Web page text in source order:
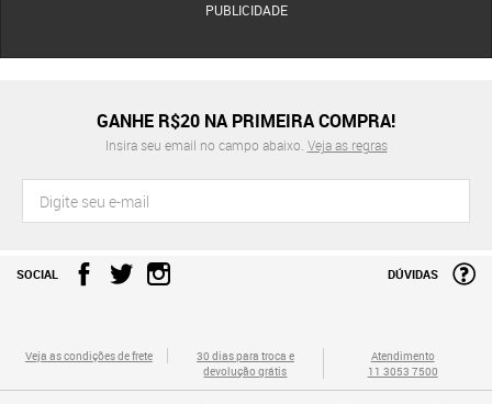
PUBLICIDADE
GANHE R$20 NA PRIMEIRA COMPRA!
Insira seu email no campo abaixo. Veja as regras
SOCIAL DÚVIDAS
Veja as condições de frete
30 dias para troca e
devolução grátis
Atendimento
11 3053 7500